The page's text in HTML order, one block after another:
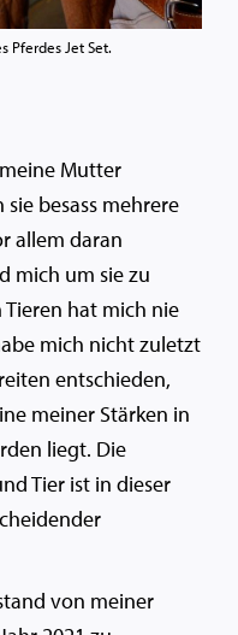
Pferdes Jet Set.
Mutter
besass mehrere
allem daran
mich um sie zu
Tieren hat mich nie
mich nicht zuletzt
entschieden,
meiner Stärken in
liegt. Die
Tier ist in dieser
von meiner